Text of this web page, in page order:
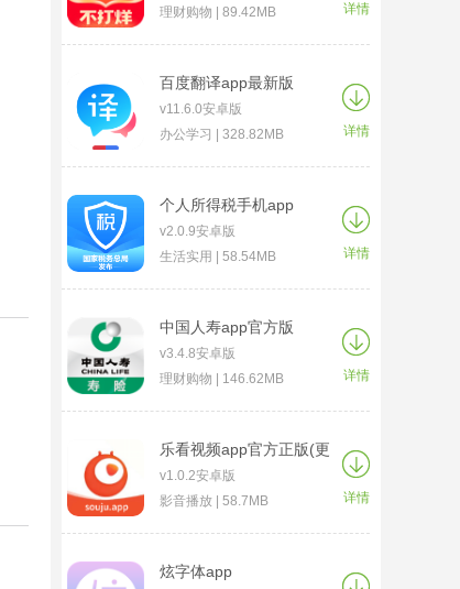
理财购物 | 89.42MB
详情
百度翻译app最新版
v11.6.0安卓版
办公学习 | 328.82MB
详情
个人所得税手机app
v2.0.9安卓版
生活实用 | 58.54MB
详情
中国人寿app官方版
v3.4.8安卓版
理财购物 | 146.62MB
详情
乐看视频app官方正版(更
名为搜剧)
v1.0.2安卓版
影音播放 | 58.7MB
详情
炫字体app